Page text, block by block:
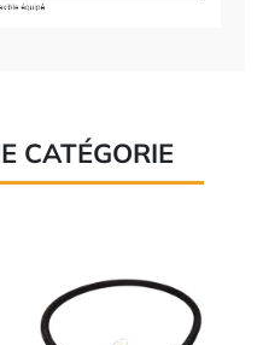
CATÉGORIE